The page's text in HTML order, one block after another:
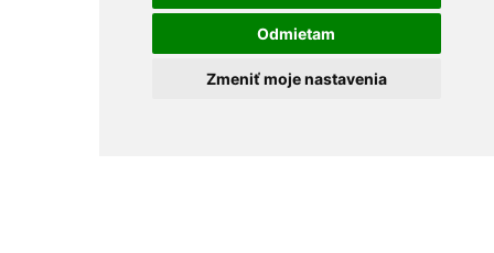
Odmietam
Zmeniť moje nastavenia